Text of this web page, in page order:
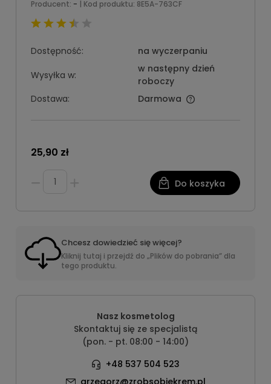
Producent: - | Kod produktu: 8E5A-763CF
Dostępność:
na wyczerpaniu
Wysyłka w:
w następny dzień
roboczy
Dostawa:
Darmowa
25,90 zł
Do koszyka
Chcesz dowiedzieć się więcej?
Kliknij tutaj i przejdź do „Plików do pobrania” dla
tego produktu.
Nasz kosmetolog
Skontaktuj się ze specjalistą
(pon. - pt. 08:00 - 14:00)
+48 537 504 523
grzegorz@zrobsobiekrem.pl